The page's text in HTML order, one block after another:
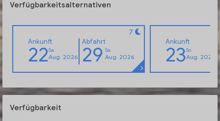
Verfügbarkeitsalternativen
7
Ankunft
22Sa.
Aug. 2026
Abfahrt
29 Sa.
Aug. 2026
Ankunft
23So.
Aug. 2026
Verfügbarkeit